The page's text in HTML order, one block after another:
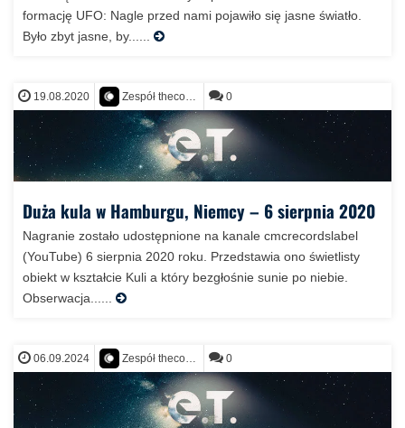
formację UFO: Nagle przed nami pojawiło się jasne światło.
Było zbyt jasne, by......
19.08.2020 Zespół thecontact.org 0
Duża kula w Hamburgu, Niemcy – 6 sierpnia 2020
Nagranie zostało udostępnione na kanale cmcrecordslabel
(YouTube) 6 sierpnia 2020 roku. Przedstawia ono świetlisty
obiekt w kształcie Kuli a który bezgłośnie sunie po niebie.
Obserwacja......
06.09.2024 Zespół thecontact.org 0